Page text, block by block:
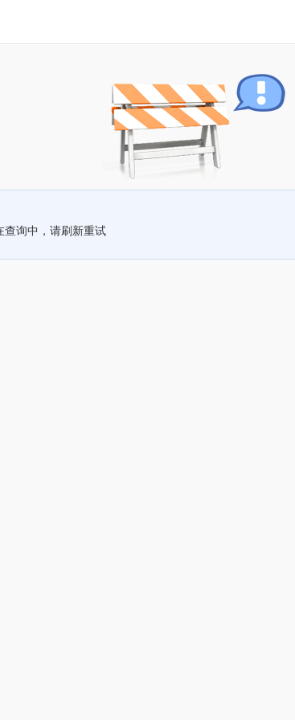
查询中，请刷新重试